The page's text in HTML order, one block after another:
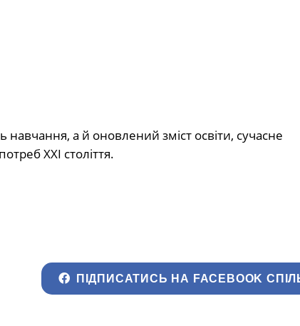
а й оновлений зміст освіти, сучасне
XXI століття.
ПІДПИСАТИСЬ НА FACEBOOK